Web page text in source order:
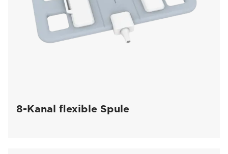
8-Kanal flexible Spule